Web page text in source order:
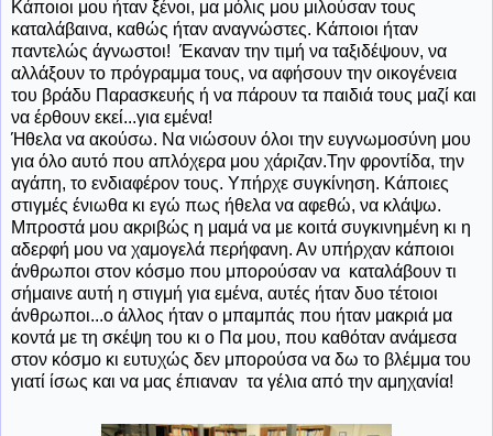
Κάποιοι μου ήταν ξένοι, μα μόλις μου μιλούσαν τους
καταλάβαινα, καθώς ήταν αναγνώστες. Κάποιοι ήταν
παντελώς άγνωστοι! Έκαναν την τιμή να ταξιδέψουν, να
αλλάξουν το πρόγραμμα τους, να αφήσουν την οικογένεια
του βράδυ Παρασκευής ή να πάρουν τα παιδιά τους μαζί και
να έρθουν εκεί...για εμένα!
Ήθελα να ακούσω. Να νιώσουν όλοι την ευγνωμοσύνη μου
για όλο αυτό που απλόχερα μου χάριζαν.Την φροντίδα, την
αγάπη, το ενδιαφέρον τους. Υπήρχε συγκίνηση. Κάποιες
στιγμές ένιωθα κι εγώ πως ήθελα να αφεθώ, να κλάψω.
Μπροστά μου ακριβώς η μαμά να με κοιτά συγκινημένη κι η
αδερφή μου να χαμογελά περήφανη. Αν υπήρχαν κάποιοι
άνθρωποι στον κόσμο που μπορούσαν να καταλάβουν τι
σήμαινε αυτή η στιγμή για εμένα, αυτές ήταν δυο τέτοιοι
άνθρωποι...ο άλλος ήταν ο μπαμπάς που ήταν μακριά μα
κοντά με τη σκέψη του κι ο Πα μου, που καθόταν ανάμεσα
στον κόσμο κι ευτυχώς δεν μπορούσα να δω το βλέμμα του
γιατί ίσως και να μας έπιαναν τα γέλια από την αμηχανία!